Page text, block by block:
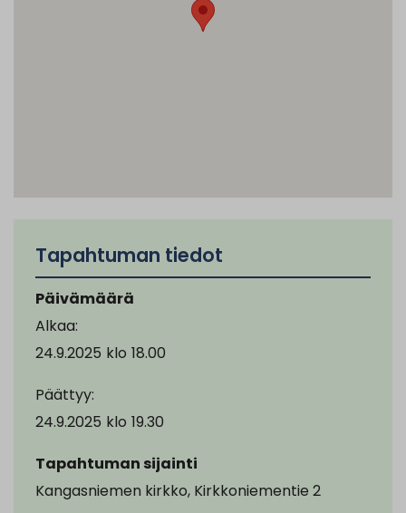
Tapahtuman tiedot
Päivämäärä
Alkaa:
24.9.2025 klo 18.00
Päättyy:
24.9.2025 klo 19.30
Tapahtuman sijainti
Kangasniemen kirkko, Kirkkoniementie 2